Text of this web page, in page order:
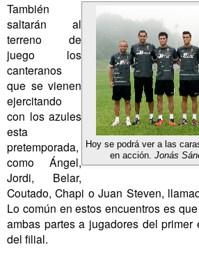
Hoy se podrá ver a las
en acción. Jonás
También
saltarán al
terreno de
juego los
canteranos
que se vienen
ejercitando
con los azules
esta
pretemporada,
como Ángel,
Jordi, Belar,
Coutado, Chapi o Juan Steven,
Lo común en estos encuentros es
ambas partes a jugadores del primer
del filial.